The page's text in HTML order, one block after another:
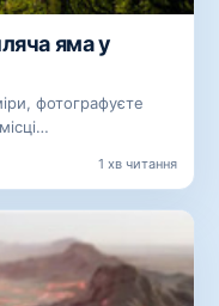
яма у
фотографуєте
1 хв читання